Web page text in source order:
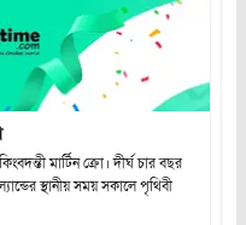
মার্টিন ক্রো। দীর্ঘ চার বছর
স্থানীয় সময় সকালে পৃথিবী